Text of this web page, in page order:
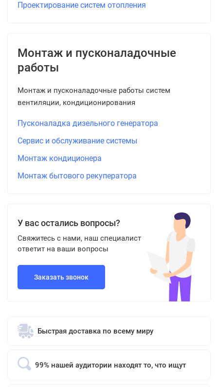
Проектирование систем отопления
Монтаж и пусконаладочные
работы
Монтаж и пусконаладочные работы систем
вентиляции, кондиционирования
Пусконаладка дизельного генератора
Сервис и обслуживание системы
Монтаж кондиционера
Монтаж бытового рекуператора
У вас остались вопросы?
Свяжитесь с нами, наш специалист
ответит на ваши вопросы
Заказать звонок
Быстрая доставка по всему миру
99% нашей аудитории находят то, что ищут